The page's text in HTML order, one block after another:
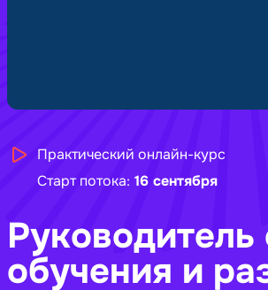
Практический онлайн-курс
Старт потока: 16 сентября
Руководитель
обучения и